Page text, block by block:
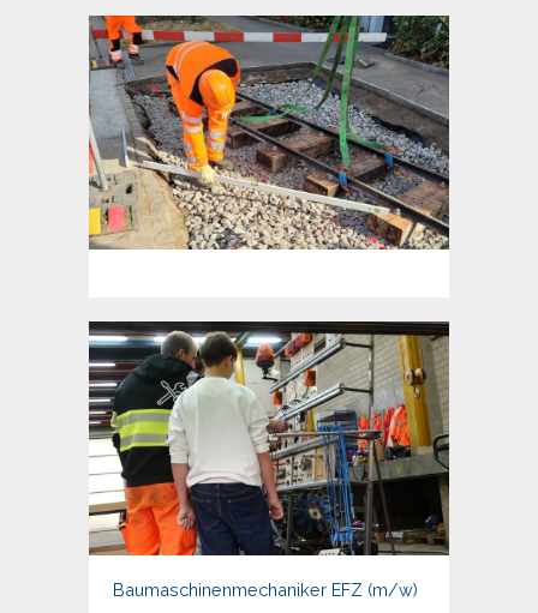
Baumaschinenmechaniker EFZ (m/w)